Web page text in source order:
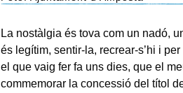
La nostàlgia és tova com un nadó,
és legítim, sentir-la, recrear-s’hi i
el que vaig fer fa uns dies, que el
commemorar la concessió del títol